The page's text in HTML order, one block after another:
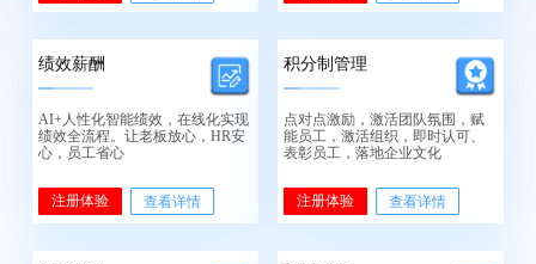
绩效薪酬
AI+人性化智能绩效，在线化实现
绩效全流程。让老板放心，HR安
心，员工省心
注册体验 查看详情
积分制管理
点对点激励，激活团队氛围，赋
能员工，激活组织，即时认可、
表彰员工，落地企业文化
注册体验 查看详情